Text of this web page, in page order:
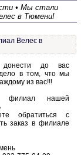
• Мы стали
в Тюмени!
Велес в
до вас
в том, что мы
из вас!!!
филиал нашей
обратиться с
заказ в филиале